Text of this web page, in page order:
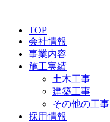
TOP
会社情報
事業内容
施工実績
土木工事
建築工事
その他の工事
採用情報